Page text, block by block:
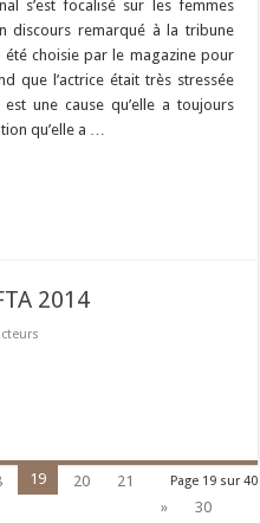
s’est focalisé sur les femmes
discours remarqué à la tribune
été choisie par le magazine pour
que l’actrice était très stressée
une cause qu’elle a toujours
qu’elle a …
2014
Page 19 sur 40
19 20
21
»
30